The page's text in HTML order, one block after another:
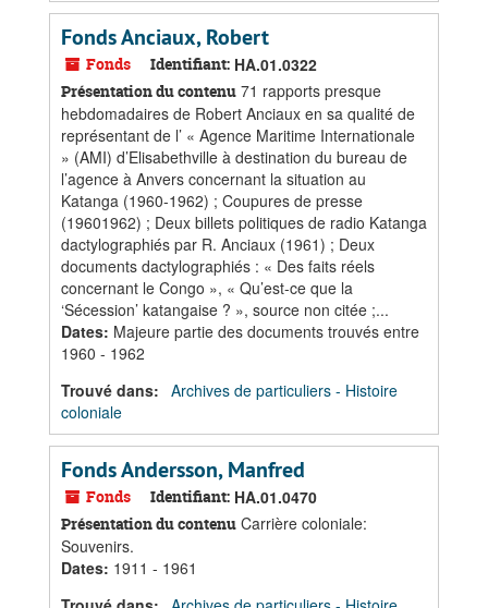
Fonds Anciaux, Robert
Fonds Identifiant: HA.01.0322
Présentation du contenu 71 rapports presque
hebdomadaires de Robert Anciaux en sa qualité de
représentant de l’ « Agence Maritime Internationale
» (AMI) d’Elisabethville à destination du bureau de
l’agence à Anvers concernant la situation au
Katanga (1960-1962) ; Coupures de presse
(19601962) ; Deux billets politiques de radio Katanga
dactylographiés par R. Anciaux (1961) ; Deux
documents dactylographiés : « Des faits réels
concernant le Congo », « Qu’est-ce que la
‘Sécession’ katangaise ? », source non citée ;...
Dates: Majeure partie des documents trouvés entre
1960 - 1962
Trouvé dans: Archives de particuliers - Histoire
coloniale
Fonds Andersson, Manfred
Fonds Identifiant: HA.01.0470
Présentation du contenu Carrière coloniale:
Souvenirs.
Dates: 1911 - 1961